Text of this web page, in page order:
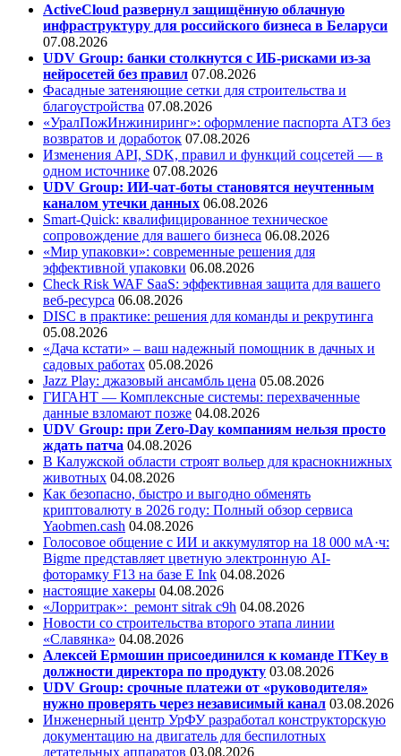
ActiveCloud развернул защищённую облачную
инфраструктуру для российского бизнеса в Беларуси
07.08.2026
UDV Group: банки столкнутся с ИБ-рисками из-за
нейросетей без правил 07.08.2026
Фасадные затеняющие сетки для строительства и
благоустройства 07.08.2026
«УралПожИнжиниринг»: оформление паспорта АТЗ без
возвратов и доработок 07.08.2026
Изменения API, SDK, правил и функций соцсетей — в
одном источнике 07.08.2026
UDV Group: ИИ-чат-боты становятся неучтенным
каналом утечки данных 06.08.2026
Smart-Quick: квалифицированное техническое
сопровождение для вашего бизнеса 06.08.2026
«Мир упаковки»: современные решения для
эффективной упаковки 06.08.2026
Check Risk WAF SaaS: эффективная защита для вашего
веб-ресурса 06.08.2026
DISC в практике: решения для команды и рекрутинга
05.08.2026
«Дача кстати» – ваш надежный помощник в дачных и
садовых работах 05.08.2026
Jazz Play: джазовый ансамбль цена 05.08.2026
ГИГАНТ — Комплексные системы: перехваченные
данные взломают позже 04.08.2026
UDV Group: при Zero-Day компаниям нельзя просто
ждать патча 04.08.2026
В Калужской области строят вольер для краснокнижных
животных 04.08.2026
Как безопасно, быстро и выгодно обменять
криптовалюту в 2026 году: Полный обзор сервиса
Yaobmen.cash 04.08.2026
Голосовое общение с ИИ и аккумулятор на 18 000 мА·ч:
Bigme представляет цветную электронную AI-
фоторамку F13 на базе E Ink 04.08.2026
настоящие хакеры 04.08.2026
«Лорритрак»: ремонт sitrak c9h 04.08.2026
Новости со строительства второго этапа линии
«Славянка» 04.08.2026
Алексей Ермошин присоединился к команде ITKey в
должности директора по продукту 03.08.2026
UDV Group: срочные платежи от «руководителя»
нужно проверять через независимый канал 03.08.2026
Инженерный центр УрФУ разработал конструкторскую
документацию на двигатель для беспилотных
летательных аппаратов 03.08.2026